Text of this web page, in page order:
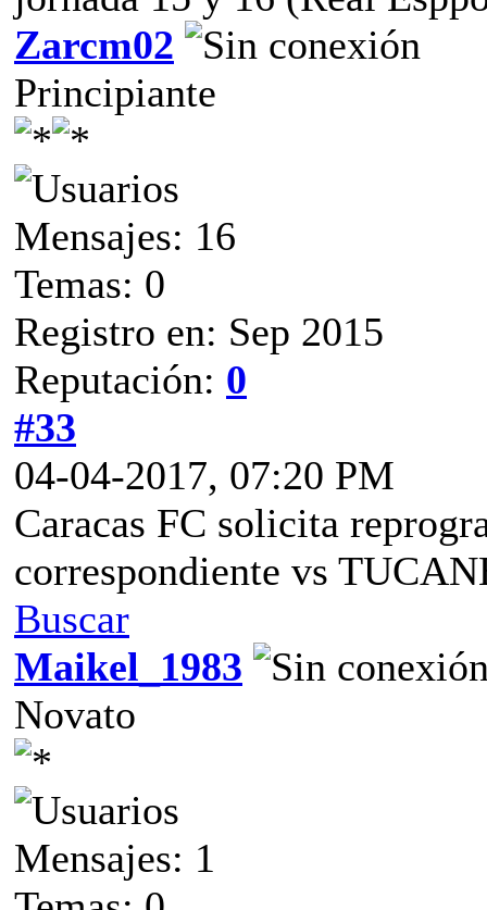
Zarcm02
Principiante
Mensajes: 16
Temas: 0
Registro en: Sep 2015
Reputación: 0
#33
04-04-2017, 07:20 PM
Caracas FC solicita
correspondiente vs
Buscar
Maikel_1983
Novato
Mensajes: 1